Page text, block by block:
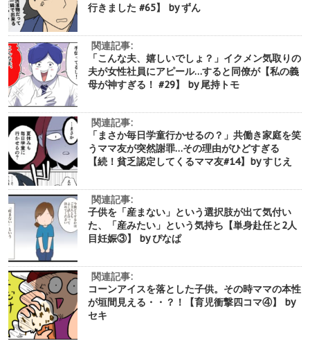
行きました #65】 by ずん
関連記事:
「こんな夫、嬉しいでしょ？」イクメン気取りの
夫が女性社員にアピール…すると同僚が【私の義
母が神すぎる！ #29】 by 尾持トモ
関連記事:
「まさか毎日学童行かせるの？」共働き家庭を笑
うママ友が突然謝罪…その理由がひどすぎる
【続！貧乏認定してくるママ友#14】by すじえ
関連記事:
子供を「産まない」という選択肢が出て気付い
た、「産みたい」という気持ち【単身赴任と2人
目妊娠③】 by ぴなぱ
関連記事:
コーンアイスを落とした子供。その時ママの本性
が垣間見える・・？！【育児衝撃四コマ④】 by
セキ